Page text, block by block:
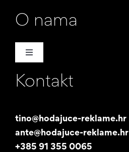
O nama
Toggle
Naša priča
Studentski posao
Kontakt
tino@hodajuce-reklame.hr
ante@hodajuce-reklame.hr
+385 91 355 0065